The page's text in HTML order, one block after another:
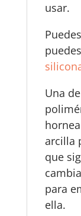
usar.
Una
arcilla
que
para
ella.